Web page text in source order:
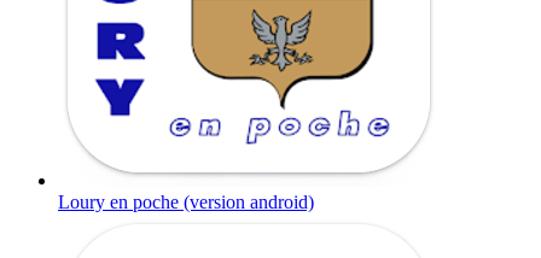
Loury en poche (version android)